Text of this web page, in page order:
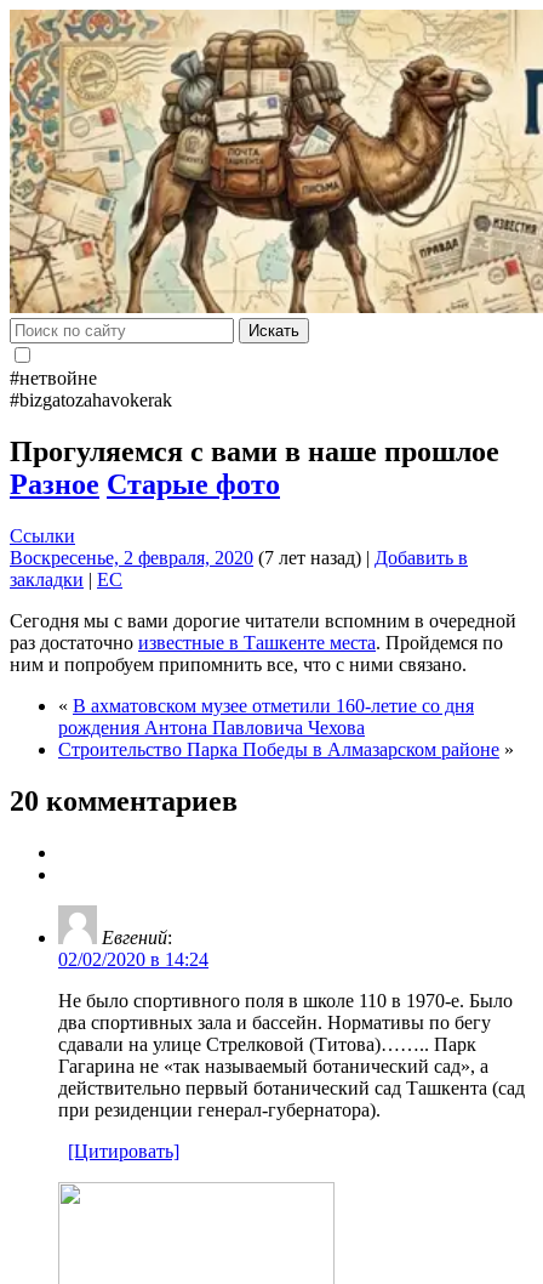
Искать
#нетвойне
#bizgatozahavokerak
Прогуляемся с вами в наше прошлое
Разное Старые фото
Ссылки
Воскресенье, 2 февраля, 2020 (7 лет назад) | Добавить в
закладки | EC
Сегодня мы с вами дорогие читатели вспомним в очередной
раз достаточно известные в Ташкенте места. Пройдемся по
ним и попробуем припомнить все, что с ними связано.
« В ахматовском музее отметили 160-летие со дня
рождения Антона Павловича Чехова
Строительство Парка Победы в Алмазарском районе »
20 комментариев
Евгений:
02/02/2020 в 14:24
Не было спортивного поля в школе 110 в 1970-е. Было
два спортивных зала и бассейн. Нормативы по бегу
сдавали на улице Стрелковой (Титова)…….. Парк
Гагарина не «так называемый ботанический сад», а
действительно первый ботанический сад Ташкента (сад
при резиденции генерал-губернатора).
[Цитировать]